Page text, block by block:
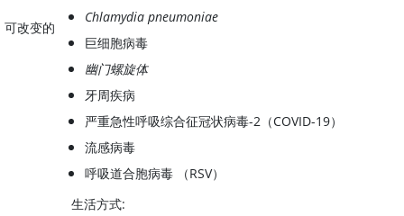
可改变的
Chlamydia pneumoniae
巨细胞病毒
幽门螺旋体
牙周疾病
严重急性呼吸综合征冠状病毒-2（COVID-19）
流感病毒
呼吸道合胞病毒 （RSV）
生活方式: